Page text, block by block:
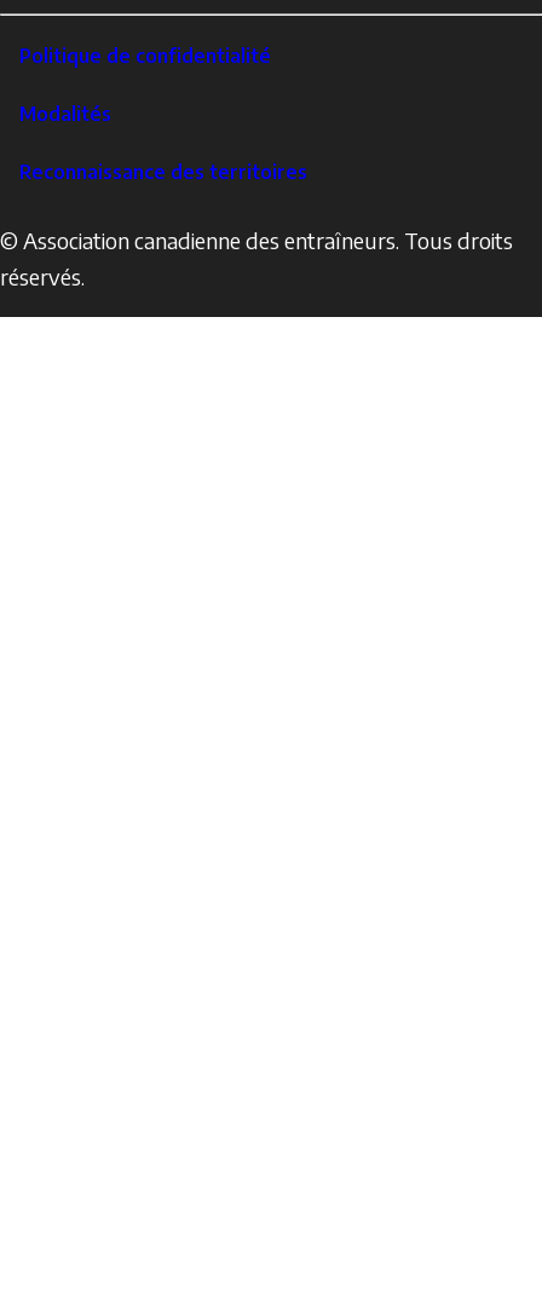
Footer
Corporate
Politique de confidentialité
Modalités
Reconnaissance des territoires
© Association canadienne des entraîneurs. Tous droits
réservés.